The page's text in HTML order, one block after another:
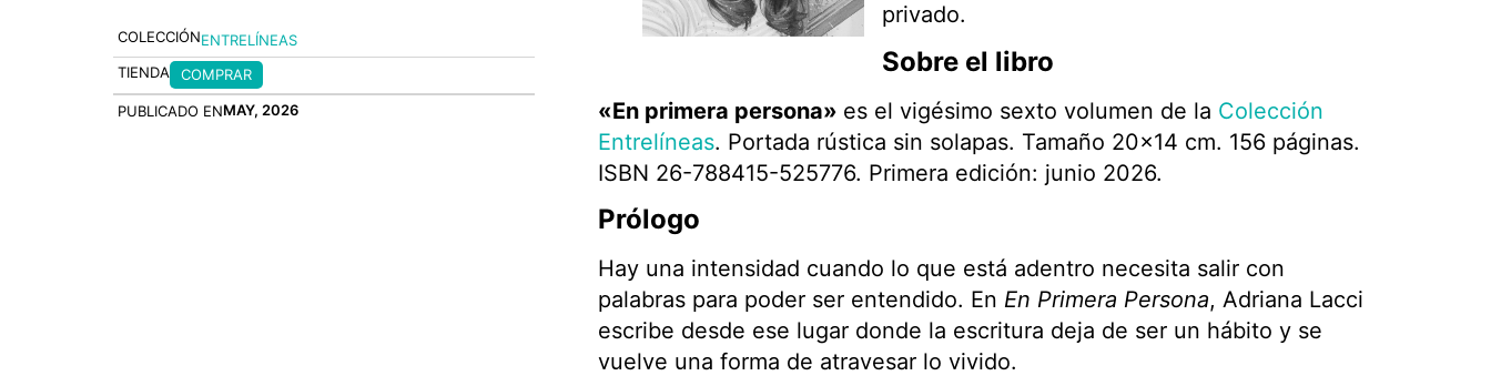
COLECCIÓNENTRELÍNEAS
TIENDA
COMPRAR
PUBLICADO ENMAY, 2026
privado.
Sobre el libro
«En primera persona» es el vigésimo sexto volumen de la Colección
Entrelíneas. Portada rústica sin solapas. Tamaño 20×14 cm. 156 páginas.
ISBN 26-788415-525776. Primera edición: junio 2026.
Prólogo
Hay una intensidad cuando lo que está adentro necesita salir con
palabras para poder ser entendido. En En Primera Persona, Adriana Lacci
escribe desde ese lugar donde la escritura deja de ser un hábito y se
vuelve una forma de atravesar lo vivido.